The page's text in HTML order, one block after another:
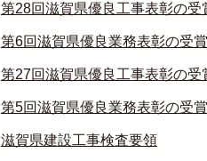
第28回滋賀県優良工事表彰の受
第6回滋賀県優良業務表彰の受
第27回滋賀県優良工事表彰の受
第5回滋賀県優良業務表彰の受
滋賀県建設工事検査要領